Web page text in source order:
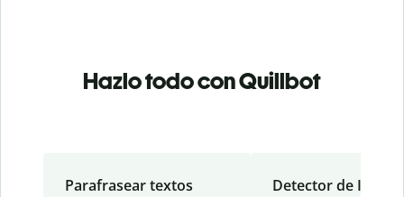
Hazlo todo con Quillbot
Parafrasear textos Detector de IA